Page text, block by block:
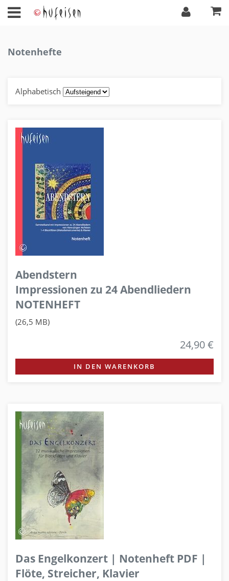
Notenhefte
Alphabetisch
Abendstern
Impressionen zu 24 Abendliedern
NOTENHEFT
(26,5 MB)
24,90 €
IN DEN WARENKORB
Das Engelkonzert | Notenheft PDF |
Flöte, Streicher, Klavier